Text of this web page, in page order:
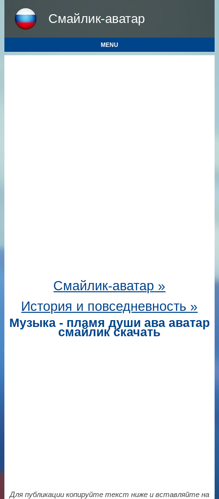
Смайлик-аватар
MENU
Смайлик-аватар »
История и повседневность »
Музыка - пламя души ава аватар
смайлик скачать
Для публикации копируйте текст ниже и вставляйте на